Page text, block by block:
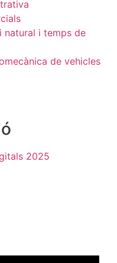
natural i temps de
de vehicles
2025